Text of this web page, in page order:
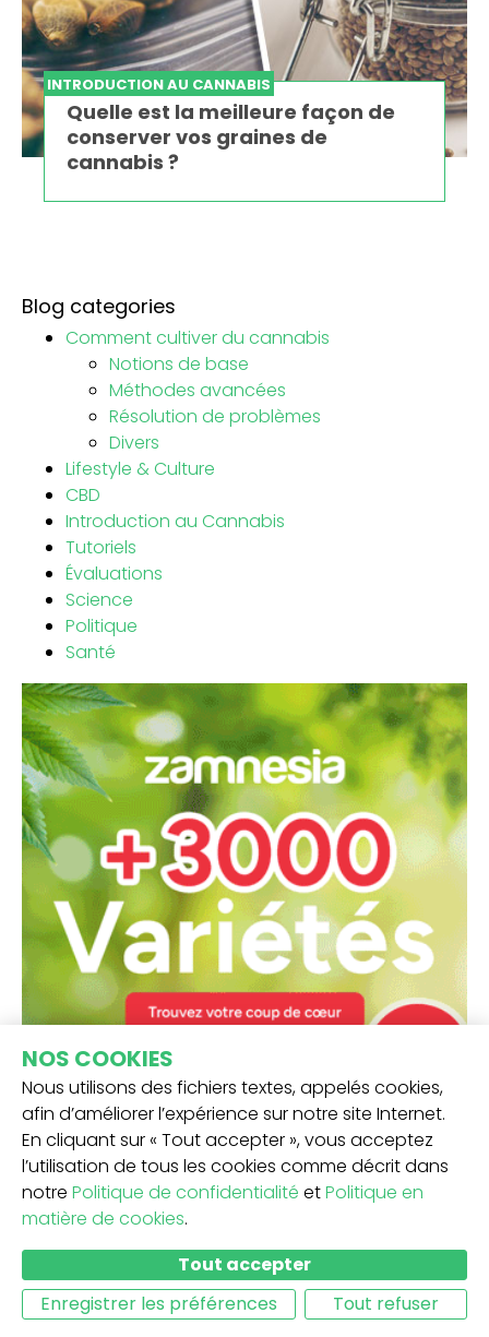
INTRODUCTION AU CANNABIS
Quelle est la meilleure façon de
conserver vos graines de
cannabis ?
Blog categories
Comment cultiver du cannabis
Notions de base
Méthodes avancées
Résolution de problèmes
Divers
Lifestyle & Culture
CBD
Introduction au Cannabis
Tutoriels
Évaluations
Science
Politique
Santé
NOS COOKIES
Nous utilisons des fichiers textes, appelés cookies,
afin d’améliorer l’expérience sur notre site Internet.
En cliquant sur « Tout accepter », vous acceptez
l’utilisation de tous les cookies comme décrit dans
notre Politique de confidentialité etPolitique en
matière de cookies.
Tout accepter
Enregistrer les préférences
Tout refuser